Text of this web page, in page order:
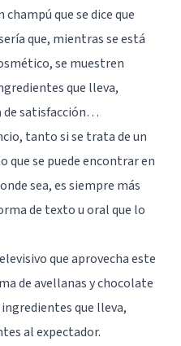
que se dice que
que, mientras se está
se muestren
que lleva,
de satisfacción…
tanto si se trata de un
que se puede encontrar en
sea, es siempre más
de texto u oral que lo
que aprovecha este
de avellanas y chocolate
que lleva,
al expectador.